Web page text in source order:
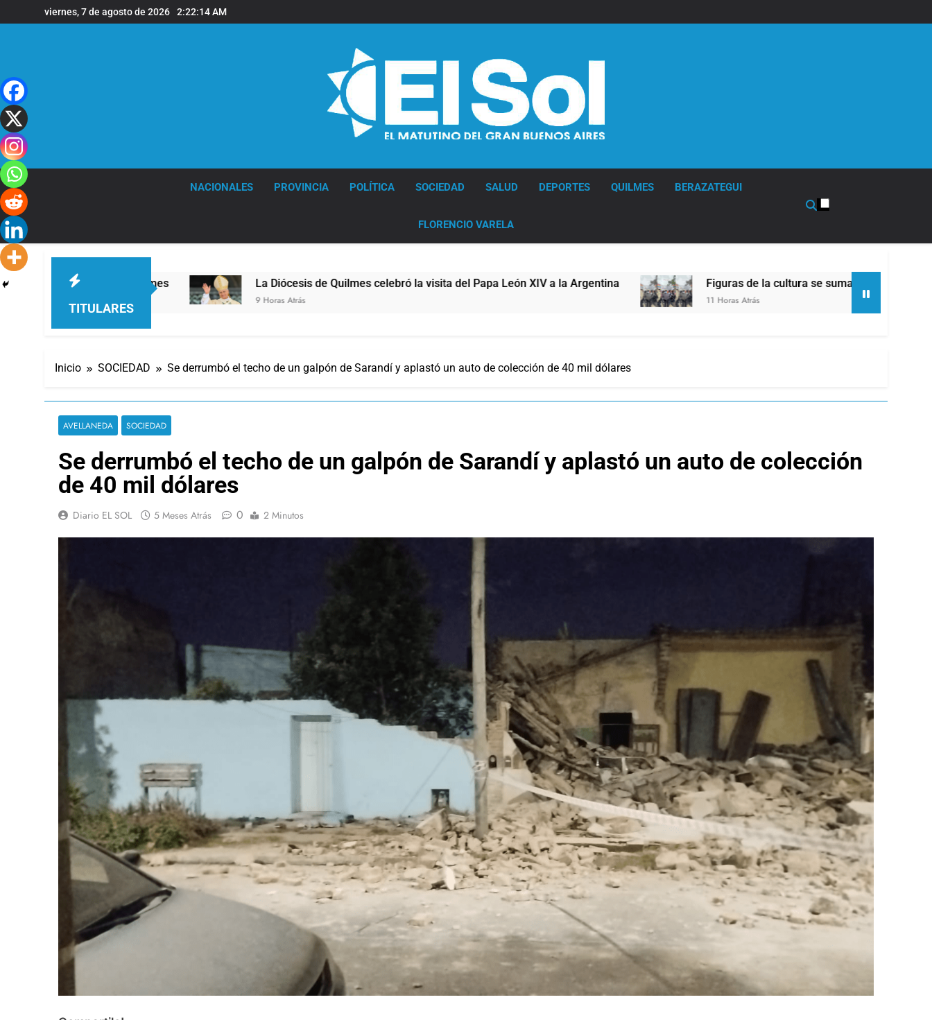
al
viernes, 7 de agosto de 2026 2:22:15 AM
NACIONALES PROVINCIA POLÍTICA SOCIEDAD SALUD DEPORTES QUILMES BERAZATEGUI
FLORENCIO VARELA
TITULARES
de Quilmes La Diócesis de Quilmes celebró la visita del Papa León XIV a la Argentina
9 Horas Atrás
Figuras de la cultura se sumaron a la marcha frente al
11 Horas Atrás
Inicio SOCIEDAD Se derrumbó el techo de un galpón de Sarandí y aplastó un auto de colección de 40 mil dólares
AVELLANEDA SOCIEDAD
Se derrumbó el techo de un galpón de Sarandí y aplastó un auto de colección
de 40 mil dólares
Diario EL SOL 5 Meses Atrás 0 2 Minutos